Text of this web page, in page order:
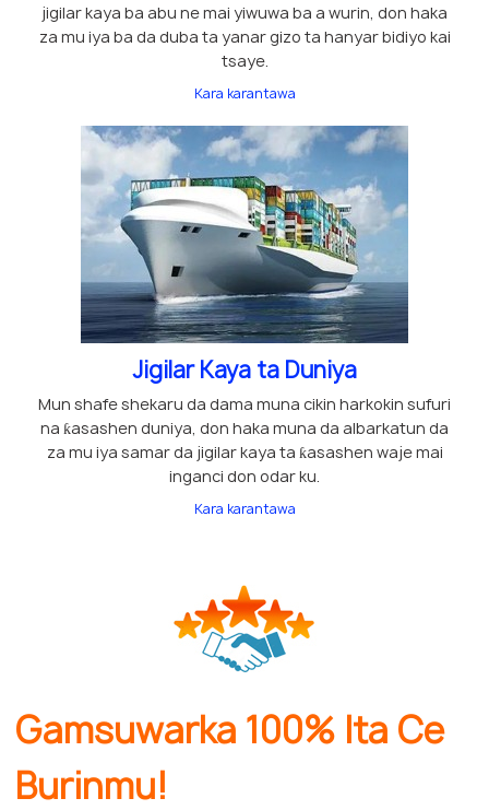
jigilar kaya ba abu ne mai yiwuwa ba a wurin, don haka
za mu iya ba da duba ta yanar gizo ta hanyar bidiyo kai
tsaye.
Kara karantawa
Jigilar Kaya ta Duniya
Mun shafe shekaru da dama muna cikin harkokin sufuri
na ƙasashen duniya, don haka muna da albarkatun da
za mu iya samar da jigilar kaya ta ƙasashen waje mai
inganci don odar ku.
Kara karantawa
Gamsuwarka 100% Ita Ce
Burinmu!